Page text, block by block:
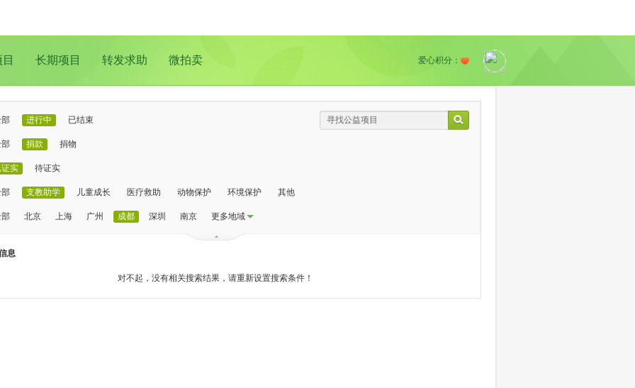
长期项目 转发求助 微拍卖 爱心积分：
进行中 已结束
捐款 捐物
证实 待证实
支教助学 儿童成长 医疗救助 动物保护 环境保护 其他
北京 上海 广州 成都 深圳 南京 更多地域
息
对不起，没有相关搜索结果，请重新设置搜索条件！